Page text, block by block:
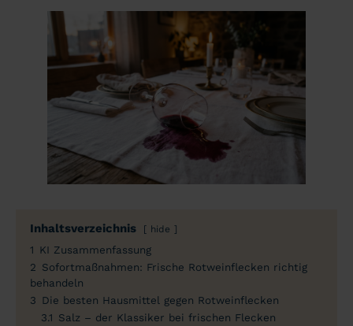
Inhaltsverzeichnis hide
1 KI Zusammenfassung
2 Sofortmaßnahmen: Frische Rotweinflecken richtig
behandeln
3 Die besten Hausmittel gegen Rotweinflecken
3.1 Salz – der Klassiker bei frischen Flecken